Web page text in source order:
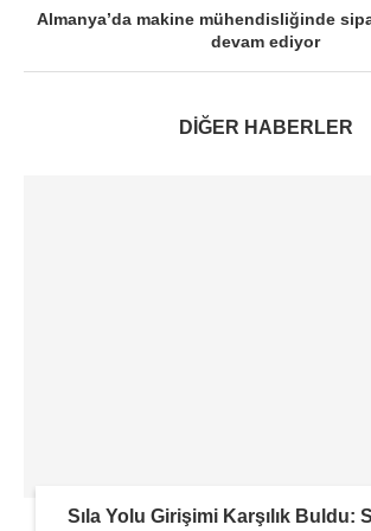
Almanya’da makine mühendisliğinde
devam ediyor
DİĞER HABERLER
Sıla Yolu Girişimi Karşılık Buldu: